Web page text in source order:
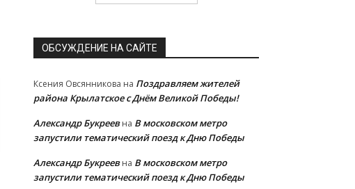
ОБСУЖДЕНИЕ НА САЙТЕ
Ксения Овсянникова на Поздравляем жителей
района Крылатское с Днём Великой Победы!
Александр Букреевна В московском метро
запустили тематический поезд к Дню Победы
Александр Букреевна В московском метро
запустили тематический поезд к Дню Победы